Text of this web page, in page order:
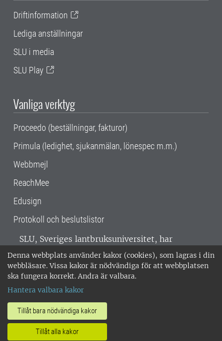
Denna webbplats använder kakor (cookies), som lagras i din
webbläsare. Vissa kakor är nödvändiga för att webbplatsen
ska fungera korrekt. Andra är valbara.
Hantera valbara kakor
Tillåt bara nödvändiga kakor
Tillåt alla kakor
Driftinformation
Lediga anställningar
SLU i media
SLU Play
Vanliga verktyg
Proceedo (beställningar, fakturor)
Primula (ledighet, sjukanmälan, lönespec m.m.)
Webbmejl
ReachMee
Edusign
Protokoll och beslutslistor
SLU, Sveriges lantbruksuniversitet, har
verksamhet över hela Sverige. Huvudorter är
Alnarp, Uppsala och Umeå.SLU är
miljöcertifierat enligt ISO 14001. •
018-67 10 00 • Org nr: 202100-2817 •
Om SLU:s webbplatser
•Hantera kakor•Behandling av
personuppgifter